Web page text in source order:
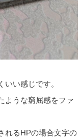
い感じです。
ような窮屈感をファ
れるHPの場合文字の